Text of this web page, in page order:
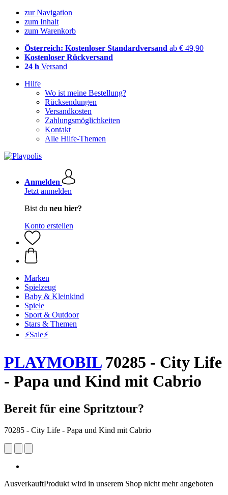
zur Navigation
zum Inhalt
zum Warenkorb
Österreich: Kostenloser Standardversand ab € 49,90
Kostenloser Rückversand
24 h Versand
Hilfe
Wo ist meine Bestellung?
Rücksendungen
Versandkosten
Zahlungsmöglichkeiten
Kontakt
Alle Hilfe-Themen
Anmelden
Jetzt anmelden
Bist du neu hier?
Konto erstellen
Marken
Spielzeug
Baby & Kleinkind
Spiele
Sport & Outdoor
Stars & Themen
⚡️Sale⚡️
PLAYMOBIL70285 - City Life
- Papa und Kind mit Cabrio
Bereit für eine Spritztour?
70285 - City Life - Papa und Kind mit Cabrio
AusverkauftProdukt wird in unserem Shop nicht mehr angeboten